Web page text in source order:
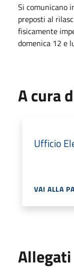
Si comunicano
preposti al
fisicamente
domenica 12 e
A cura
Ufficio
VAI ALLA
Allegati